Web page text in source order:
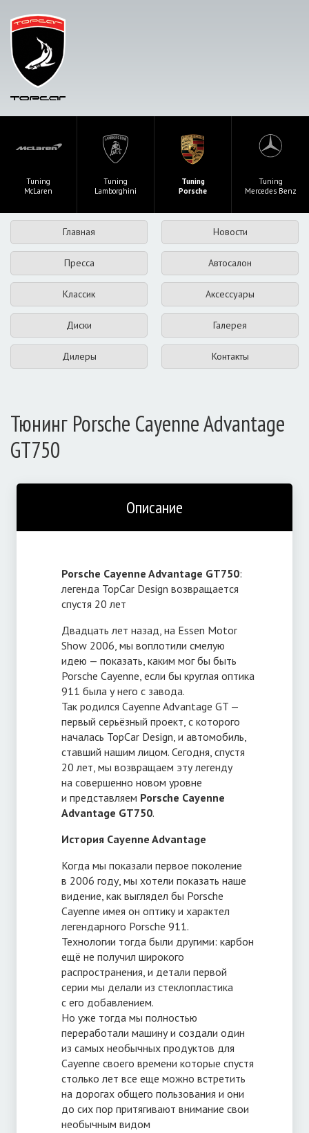
Tuning
McLaren
Tuning
Lamborghini
Tuning
Porsche
Tuning
Mercedes Benz
Главная Новости
Пресса Автосалон
Классик Аксессуары
Диски Галерея
Дилеры Контакты
Тюнинг Porsche Cayenne Advantage
GT750
Описание
Porsche Cayenne Advantage GT750:
легенда TopCar Design возвращается
спустя 20 лет
Двадцать лет назад, на Essen Motor
Show 2006, мы воплотили смелую
идею — показать, каким мог бы быть
Porsche Cayenne, если бы круглая оптика
911 была у него с завода.
Так родился Cayenne Advantage GT —
первый серьёзный проект, с которого
началась TopCar Design, и автомобиль,
ставший нашим лицом. Сегодня, спустя
20 лет, мы возвращаем эту легенду
на совершенно новом уровне
и представляем Porsche Cayenne
Advantage GT750.
История Cayenne Advantage
Когда мы показали первое поколение
в 2006 году, мы хотели показать наше
видение, как выглядел бы Porsche
Cayenne имея он оптику и характел
легендарного Porsche 911.
Технологии тогда были другими: карбон
ещё не получил широкого
распространения, и детали первой
серии мы делали из стеклопластика
с его добавлением.
Но уже тогда мы полностью
переработали машину и создали один
из самых необычных продуктов для
Cayenne своего времени которые спустя
столько лет все еще можно встретить
на дорогах общего пользования и они
до сих пор притягивают внимание свои
необычным видом